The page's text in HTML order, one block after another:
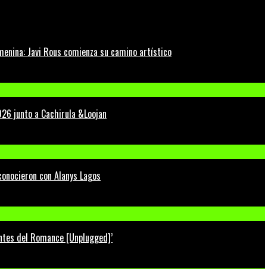
Javi Rous comienza su camino artístico
junto a Cachirula &Loojan
con Alanys Lagos
del Romance [Unplugged]’